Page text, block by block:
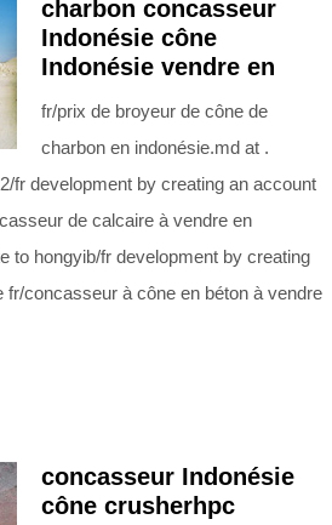
charbon concasseur
Indonésie cône
Indonésie vendre en
fr/prix de broyeur de cône de
charbon en indonésie.md at .
fr development by creating an account
de calcaire à vendre en
to hongyib/fr development by creating
fr/concasseur à cône en béton à vendre
concasseur Indonésie
cône crusherhpc